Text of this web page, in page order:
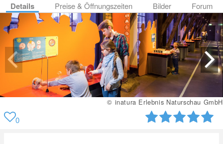
Details Preise & Öffnungszeiten Bilder Forum
© inatura Erlebnis Naturschau GmbH
0